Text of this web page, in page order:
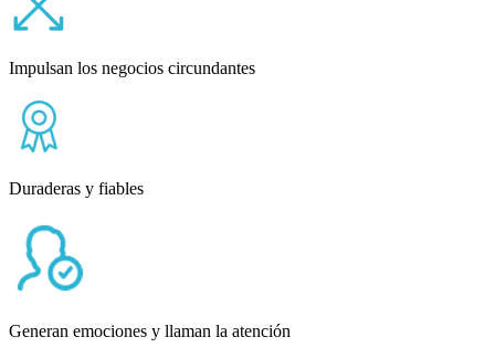
Impulsan los negocios circundantes
Duraderas y fiables
Generan emociones y llaman la atención